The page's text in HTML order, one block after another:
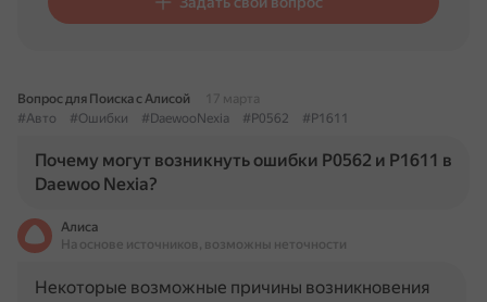
Вопрос для Поиска с Алисой
17 марта
#Авто
#Ошибки #DaewooNexia #P0562 #P1611
Почему могут возникнуть ошибки P0562 и P1611 в
Daewoo Nexia?
Алиса
На основе источников, возможны неточности
Некоторые возможные причины возникновения